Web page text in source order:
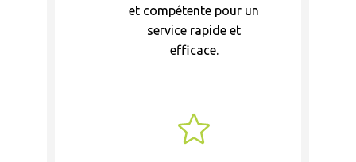
et compétente pour un
service rapide et
efficace.